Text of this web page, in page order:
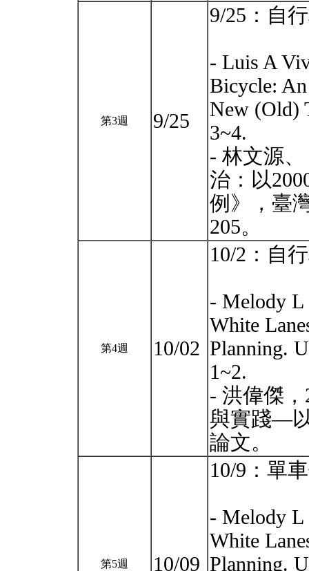
第3週 9/25
9/25：自
- Luis A
Bicycle:
New (Old)
3~4.
- 林文源
治：以
例》，臺
205。
第4週 10/02
10/2：自
- Melody L
White
Planning.
1~2.
- 洪偉傑
與實踐—
論文。
第5週 10/09
10/9：單
- Melody L
White
Planning.